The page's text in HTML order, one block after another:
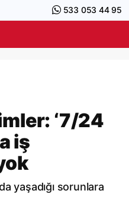
533 053 44 95
‘7/24
iş
yaşadığı sorunlara